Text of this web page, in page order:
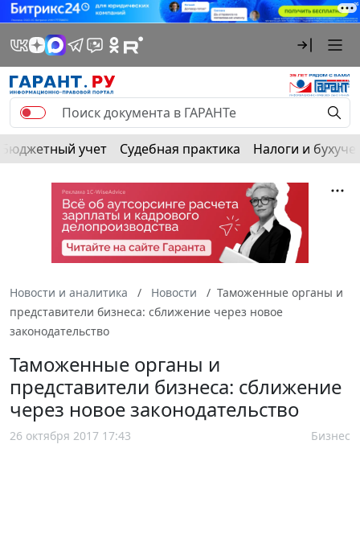
Бюджетный учет Судебная практика Налоги и
Новости и аналитика Новости
Таможенные органы и
представители бизнеса: сближение через новое
законодательство
Таможенные органы и
представители бизнеса: сближение
через новое законодательство
26 октября 2017 17:43 Бизнес